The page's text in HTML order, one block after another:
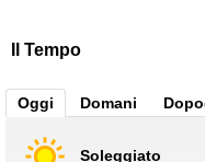
Il Tempo
Oggi Domani
Soleggiato